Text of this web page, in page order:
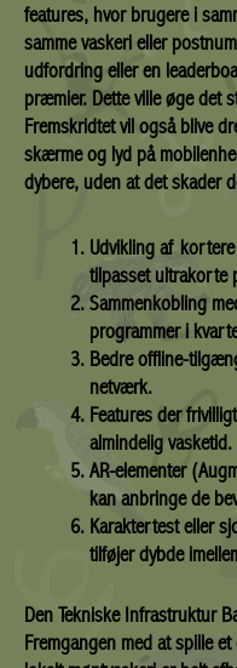
features, hvor brugere i
samme vaskeri eller
udfordring eller en
præmier. Dette ville øge det
Fremskridtet vil også blive
skærme og lyd på
dybere, uden at det skader
Udvikling af
tilpasset ultrakorte
Sammenkobling
programmer i
Bedre offline-
netværk.
Features der
almindelig vasketid.
AR-elementer
kan anbringe de
Karaktertest eller
tilføjer dybde
Den Tekniske Infrastruktur
Fremgangen med at spille